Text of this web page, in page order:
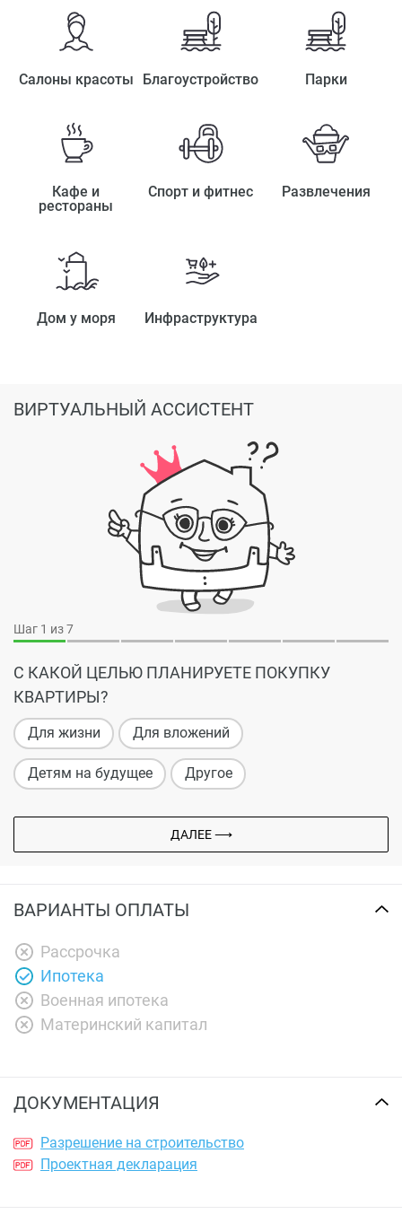
Салоны красоты Благоустройство Парки
Кафе и
рестораны
Спорт и фитнес Развлечения
Дом у моря Инфраструктура
Шаг 1 из 7
С КАКОЙ ЦЕЛЬЮ ПЛАНИРУЕТЕ ПОКУПКУ
КВАРТИРЫ?
Для жизни Для вложений
Детям на будущее Другое
ДАЛЕЕ ⟶
ВИРТУАЛЬНЫЙ АССИСТЕНТ
ВАРИАНТЫ ОПЛАТЫ
Рассрочка
Ипотека
Военная ипотека
Материнский капитал
ДОКУМЕНТАЦИЯ
Разрешение на строительство
Проектная декларация